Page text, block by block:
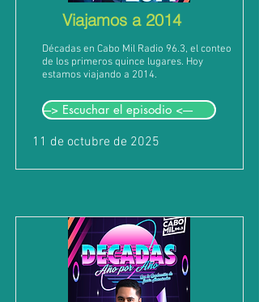
Viajamos a 2014
Décadas en Cabo Mil Radio 96.3, el conteo
de los primeros quince lugares. Hoy
estamos viajando a 2014.
---> Escuchar el episodio <----
11 de octubre de 2025